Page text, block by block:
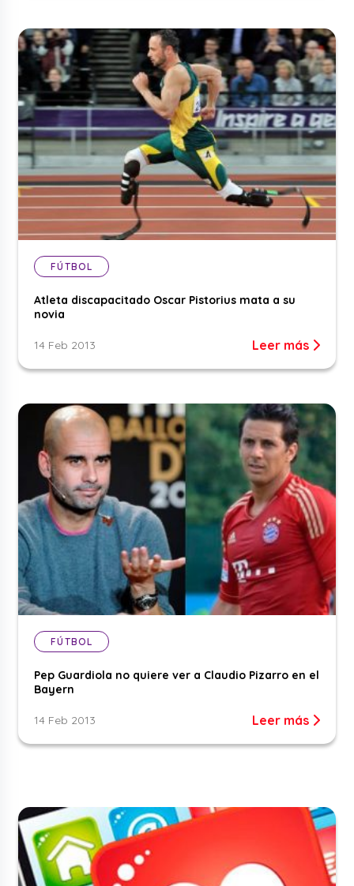
FÚTBOL
Atleta discapacitado Oscar Pistorius mata a su
novia
14 Feb 2013 Leer más
FÚTBOL
Pep Guardiola no quiere ver a Claudio Pizarro en el
Bayern
14 Feb 2013 Leer más